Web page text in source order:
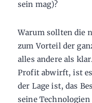
sein mag)?
Warum sollten die
zum Vorteil der
alles andere als
Profit abwirft, ist
der Lage ist, das
seine